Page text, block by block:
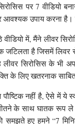
पर 7 वीडियो
उपाय करना है।
में, मैंने लीवर
जटिलता है जिसमें लिवर
लीवर सिरोसिस के भी
के लिए खतरनाक
नहीं है, ऐसे में ये
के साथ घातक रूप
समझते हुए हमने “7